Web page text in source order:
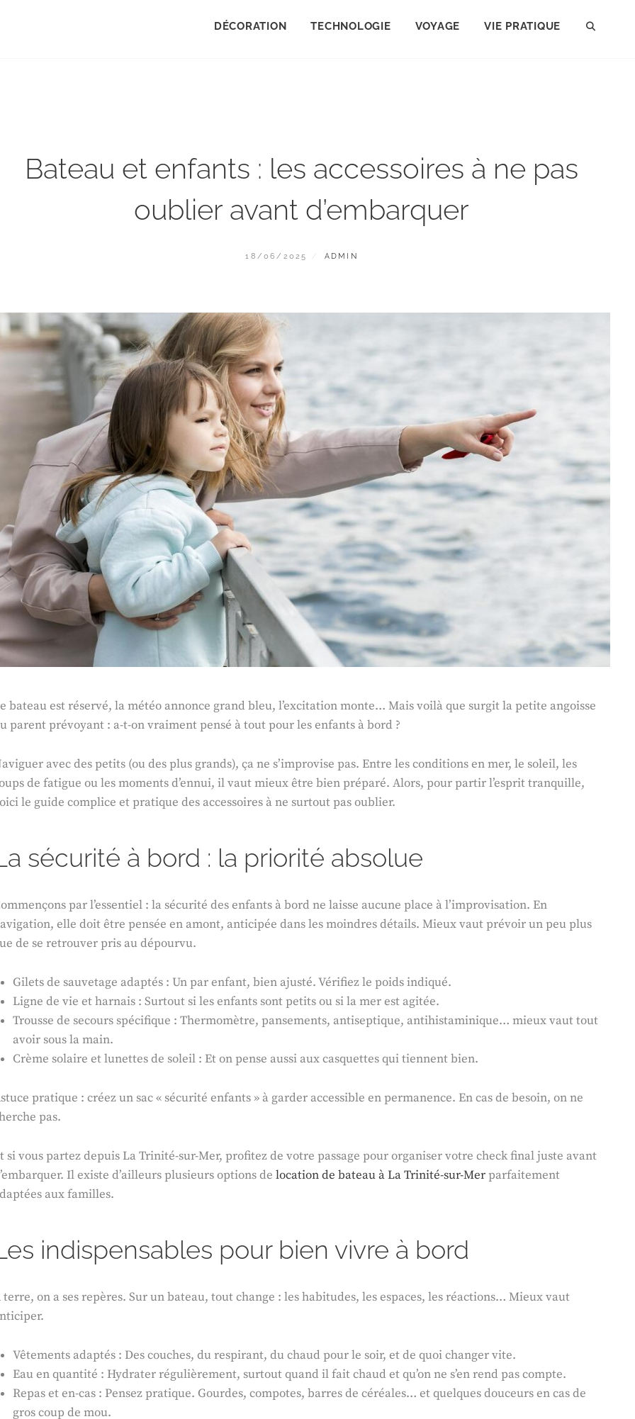
DÉCORATION TECHNOLOGIE VOYAGE VIE PRATIQUE
Bateau et enfants : les accessoires à ne pas
oublier avant d’embarquer
POSTED
18/06/2025 BY
ADMIN
bateau est réservé, la météo annonce grand bleu, l’excitation monte… Mais voilà que surgit la petite angoisse
parent prévoyant : a-t-on vraiment pensé à tout pour les enfants à bord ?
avec des petits (ou des plus grands), ça ne s’improvise pas. Entre les conditions en mer, le soleil, les
de fatigue ou les moments d’ennui, il vaut mieux être bien préparé. Alors, pour partir l’esprit tranquille,
le guide complice et pratique des accessoires à ne surtout pas oublier.
sécurité à bord : la priorité absolue
par l’essentiel : la sécurité des enfants à bord ne laisse aucune place à l’improvisation. En
elle doit être pensée en amont, anticipée dans les moindres détails. Mieux vaut prévoir un peu plus
de se retrouver pris au dépourvu.
Gilets de sauvetage adaptés : Un par enfant, bien ajusté. Vérifiez le poids indiqué.
Ligne de vie et harnais : Surtout si les enfants sont petits ou si la mer est agitée.
Trousse de secours spécifique : Thermomètre, pansements, antiseptique, antihistaminique… mieux vaut tout
avoir sous la main.
Crème solaire et lunettes de soleil : Et on pense aussi aux casquettes qui tiennent bien.
pratique : créez un sac « sécurité enfants » à garder accessible en permanence. En cas de besoin, on ne
pas.
si vous partez depuis La Trinité-sur-Mer, profitez de votre passage pour organiser votre check final juste avant
Il existe d’ailleurs plusieurs options delocation de bateau à La Trinité-sur-Mer parfaitement
aux familles.
indispensables pour bien vivre à bord
terre, on a ses repères. Sur un bateau, tout change : les habitudes, les espaces, les réactions… Mieux vaut
Vêtements adaptés : Des couches, du respirant, du chaud pour le soir, et de quoi changer vite.
Eau en quantité : Hydrater régulièrement, surtout quand il fait chaud et qu’on ne s’en rend pas compte.
Repas et en-cas : Pensez pratique. Gourdes, compotes, barres de céréales… et quelques douceurs en cas de
gros coup de mou.